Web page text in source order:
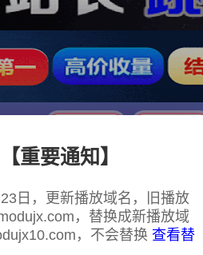
【重要通知】
日，更新播放域名，旧播放
，替换成新播放域
，不会替换 查看替